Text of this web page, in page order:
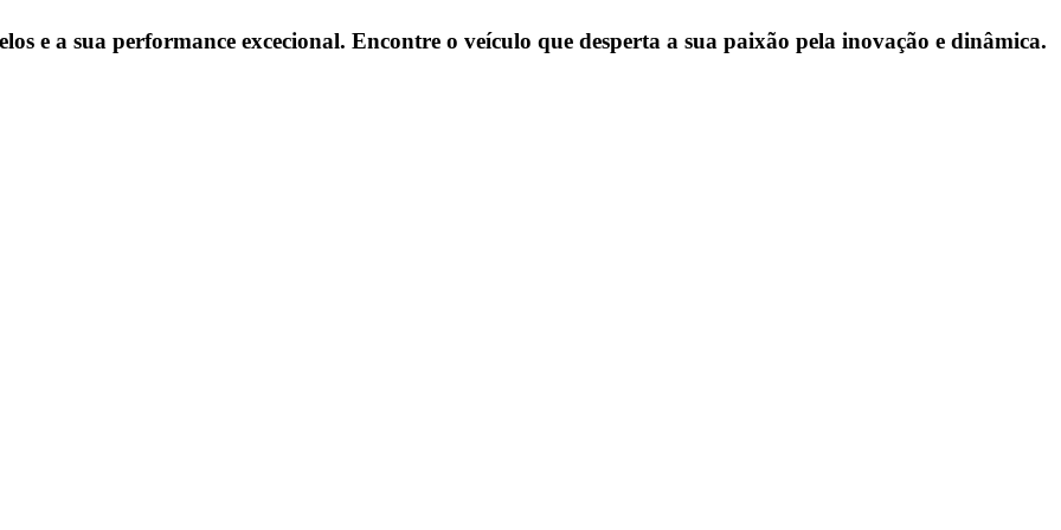
e a sua performance excecional. Encontre o veículo que desperta a sua paixão pela inovação e dinâmica.